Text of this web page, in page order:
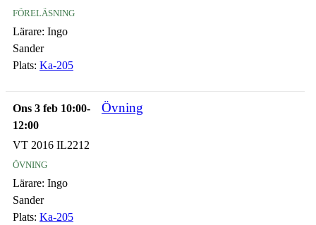
föreläsning
Lärare: Ingo
Sander
Plats: Ka-205
Ons 3 feb 10:00-
12:00
Övning
VT 2016 IL2212
övning
Lärare: Ingo
Sander
Plats: Ka-205